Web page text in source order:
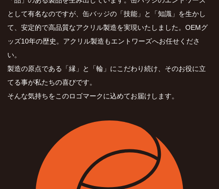
として有名なのですが、缶バッジの「技能」と「知識」を生かし
て、安定的で高品質なアクリル製造を実現いたしました。OEMグ
ッズ10年の歴史。アクリル製造もエントワーズへお任せくださ
い。
製造の原点である「縁」と「輪」にこだわり続け、そのお役に立
てる事が私たちの喜びです。
そんな気持ちをこのロゴマークに込めてお届けします。